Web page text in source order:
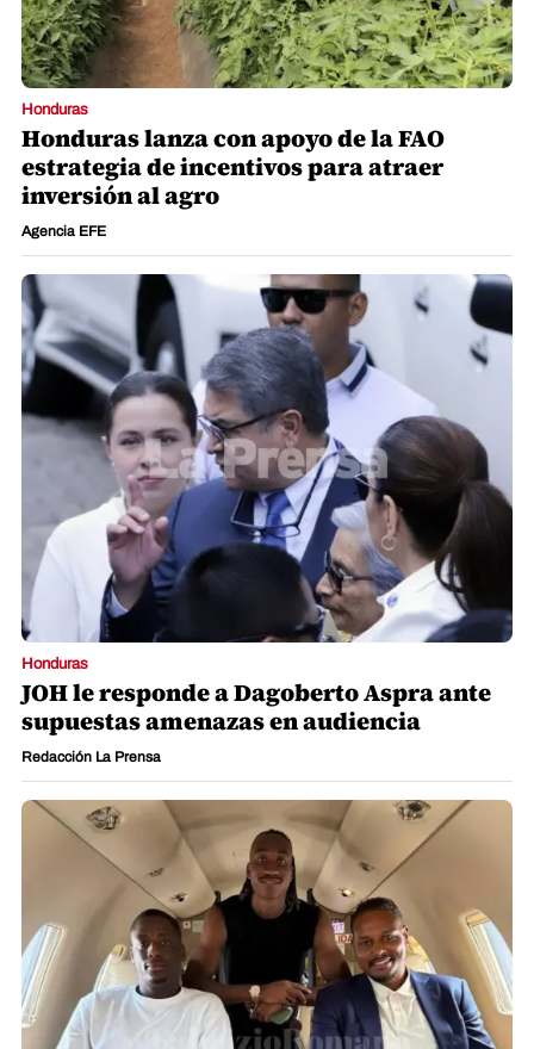
Honduras
Honduras lanza con apoyo de la FAO
estrategia de incentivos para atraer
inversión al agro
Agencia EFE
Honduras
JOH le responde a Dagoberto Aspra ante
supuestas amenazas en audiencia
Redacción La Prensa